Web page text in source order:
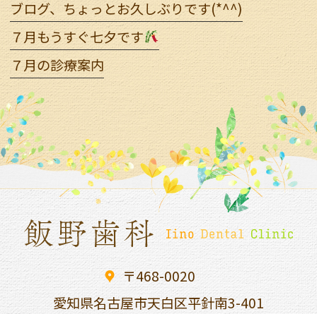
ブログ、ちょっとお久しぶりです(*^^)
７月もうすぐ七夕です
７月の診療案内
〒468-0020
愛知県名古屋市天白区平針南3-401